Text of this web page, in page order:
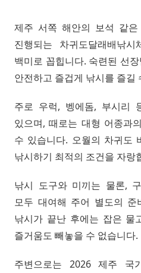
제주 서쪽 해안의 보석 같
진행되는 차귀도달래배낚
백미로 꼽힙니다. 숙련된 선
안전하고 즐겁게 낚시를 즐길
주로 우럭, 벵에돔, 부시리
있으며, 때로는 대형 어종과
수 있습니다. 오월의 차귀도
낚시하기 최적의 조건을 자랑
낚시 도구와 미끼는 물론,
모두 대여해 주어 별도의
낚시가 끝난 후에는 잡은 물
즐거움도 빼놓을 수 없습니다.
주변으로는 2026 제주 국